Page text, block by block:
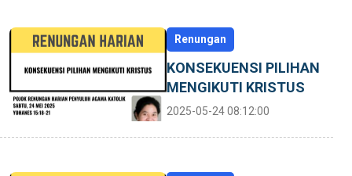
Renungan
KONSEKUENSI PILIHAN
MENGIKUTI KRISTUS
2025-05-24 08:12:00